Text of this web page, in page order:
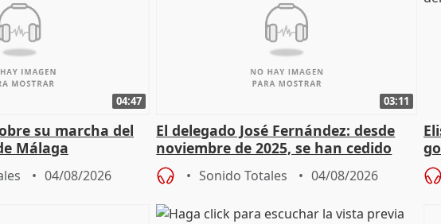
04:47
su marcha del
Málaga
04/08/2026
03:11
El delegado José Fernández: desde
noviembre de 2025, se han cedido
9.810 ayudas por nacimiento
Sonido Totales 04/08/2026